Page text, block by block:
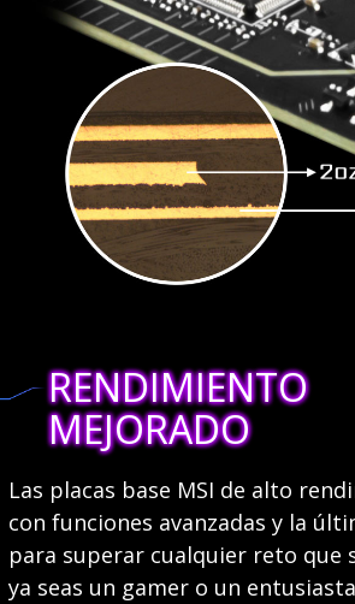
RENDIMIENTO
MEJORADO
Las placas base MSI de alto
con funciones avanzadas y la
para superar cualquier reto que
ya seas un gamer o un